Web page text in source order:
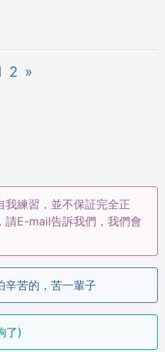
2 »
我練習，並不保証完全正
請E-mail告訴我們，我們會
辛苦的，苦一輩子
了)